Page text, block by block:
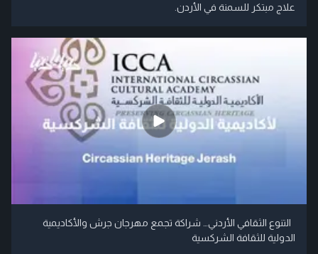
علاج مبتكر للسمنة في الأردن.
التنوع الثقافي الأردني… شراكة تجمع مهرجان جرش والأكاديمية
الدولية للثقافة الشركسية